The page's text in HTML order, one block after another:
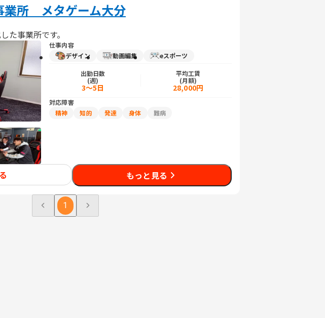
業所 メタゲーム大分
た事業所です。
仕事内容
デザイン
動画編集 eスポーツ
出勤日数
(週)
3～5日
平均工賃
(月額)
28,000円
対応障害
精神
知的 発達 身体 難病
もっと見る
1